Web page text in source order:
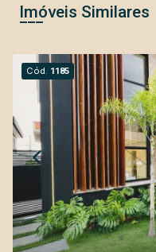
Imóveis Similares
Cód. 1185